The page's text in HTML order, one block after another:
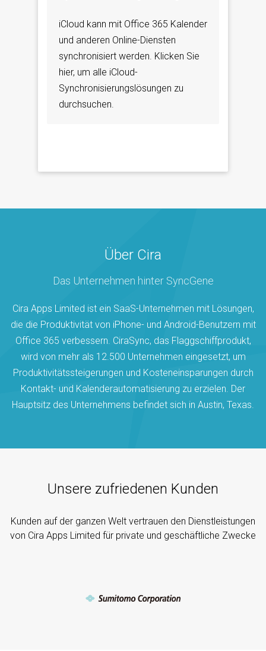
iCloud kann mit Office 365 Kalender
und anderen Online-Diensten
synchronisiert werden. Klicken Sie
hier, um alle iCloud-
Synchronisierungslösungen zu
durchsuchen.
Über Cira
Das Unternehmen hinter SyncGene
Cira Apps Limited ist ein SaaS-Unternehmen mit Lösungen,
die die Produktivität von iPhone- und Android-Benutzern mit
Office 365 verbessern. CiraSync, das Flaggschiffprodukt,
wird von mehr als 12.500 Unternehmen eingesetzt, um
Produktivitätssteigerungen und Kosteneinsparungen durch
Kontakt- und Kalenderautomatisierung zu erzielen. Der
Hauptsitz des Unternehmens befindet sich in Austin, Texas.
Unsere zufriedenen Kunden
Kunden auf der ganzen Welt vertrauen den Dienstleistungen
von Cira Apps Limited für private und geschäftliche Zwecke